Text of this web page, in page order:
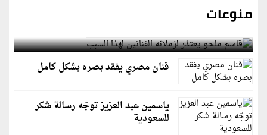
منوعات
قاسم ملحو يعتذر لزملائه الفنانين لهذا السبب
فنان مصري يفقد بصره بشكل كامل
ياسمين عبد العزيز توجّه رسالة شكر
للسعودية